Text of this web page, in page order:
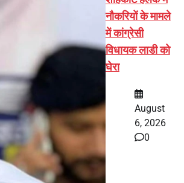
नौकरियों के मामले
में कांग्रेसी
विधायक लाडी को
घेरा
August
6, 2026
0